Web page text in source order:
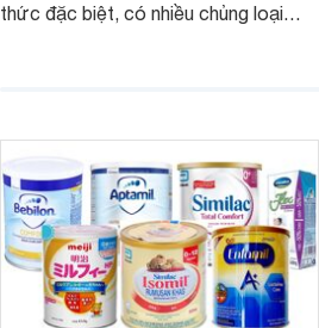
thức đặc biệt, có nhiều chủng loại